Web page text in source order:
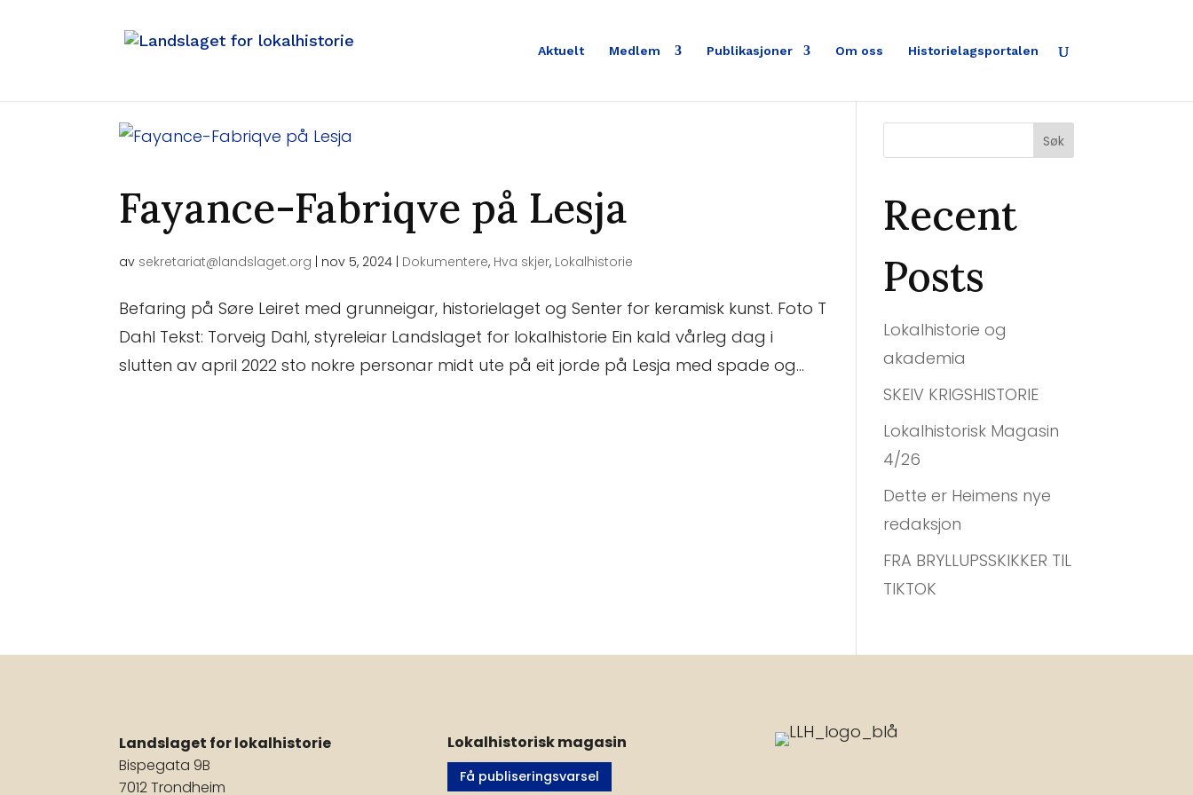
Aktuelt Medlem Publikasjoner Om oss Historielagsportalen
Fayance-Fabriqve på Lesja
av sekretariat@landslaget.org nov 5, 2024 Dokumentere, Hva skjer, Lokalhistorie
Befaring på Søre Leiret med grunneigar, historielaget og Senter for keramisk kunst. Foto T
Dahl Tekst: Torveig Dahl, styreleiar Landslaget for lokalhistorie Ein kald vårleg dag i
slutten av april 2022 sto nokre personar midt ute på eit jorde på Lesja med spade og...
Søk
Recent
Posts
Lokalhistorie og
akademia
SKEIV KRIGSHISTORIE
Lokalhistorisk Magasin
4/26
Dette er Heimens nye
redaksjon
FRA BRYLLUPSSKIKKER TIL
TIKTOK
Landslaget for lokalhistorie
Bispegata 9B
7012 Trondheim
Lokalhistorisk magasin
Få publiseringsvarsel